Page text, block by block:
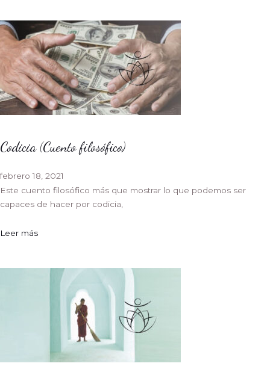
Codicia (Cuento filosófico)
febrero 18, 2021
Este cuento filosófico más que mostrar lo que podemos ser
capaces de hacer por codicia,
Leer más